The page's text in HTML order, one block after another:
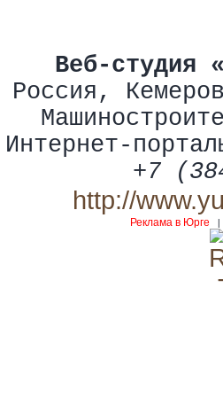
Веб-студия
Россия ,
Интернет-
+7
http://
Реклама в Юрге